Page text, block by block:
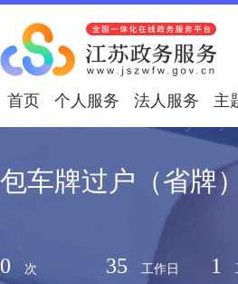
首页 个人服务 法人服务 主
包车牌过户（省牌）
0 次 35 工作日 1